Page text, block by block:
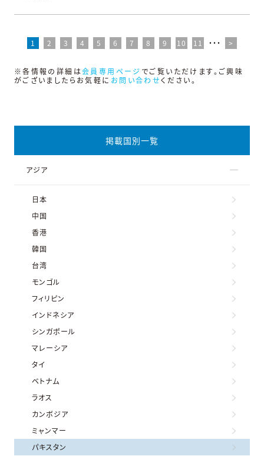
1 2 3 4 5 6 7 8 9 10 11 ・・・ >
※各情報の詳細は会員専用ページ でご覧いただけます。ご興味
がございましたらお気軽に お問い合わせください。
掲載国別一覧
アジア
日本
中国
香港
韓国
台湾
モンゴル
フィリピン
インドネシア
シンガポール
マレーシア
タイ
ベトナム
ラオス
カンボジア
ミャンマー
パキスタン